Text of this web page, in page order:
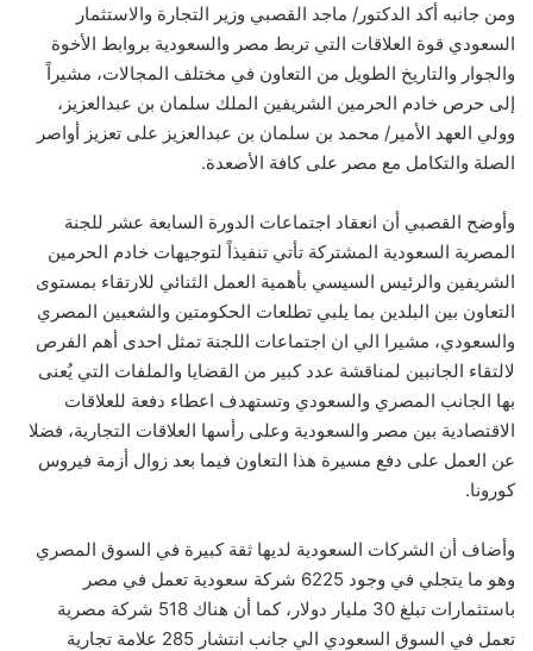
ومن جانبه أكد الدكتور/ ماجد القصبي وزير التجارة والاستثمار
السعودي قوة العلاقات التي تربط مصر والسعودية بروابط الأخوة
والجوار والتاريخ الطويل من التعاون في مختلف المجالات، مشيراً
إلى حرص خادم الحرمين الشريفين الملك سلمان بن عبدالعزيز،
وولي العهد الأمير/ محمد بن سلمان بن عبدالعزيز على تعزيز أواصر
الصلة والتكامل مع مصر على كافة الأصعدة.
وأوضح القصبي أن انعقاد اجتماعات الدورة السابعة عشر للجنة
المصرية السعودية المشتركة تأتي تنفيذاً لتوجيهات خادم الحرمين
الشريفين والرئيس السيسي بأهمية العمل الثنائي للارتقاء بمستوى
التعاون بين البلدين بما يلبي تطلعات الحكومتين والشعبين المصري
والسعودي، مشيرا الي ان اجتماعات اللجنة تمثل احدى أهم الفرص
لالتقاء الجانبين لمناقشة عدد كبير من القضايا والملفات التي يُعنى
بها الجانب المصري والسعودي وتستهدف اعطاء دفعة للعلاقات
الاقتصادية بين مصر والسعودية وعلى رأسها العلاقات التجارية، فضلا
عن العمل على دفع مسيرة هذا التعاون فيما بعد زوال أزمة فيروس
كورونا.
وأضاف أن الشركات السعودية لديها ثقة كبيرة في السوق المصري
وهو ما يتجلي في وجود 6225 شركة سعودية تعمل في مصر
باستثمارات تبلغ 30 مليار دولار، كما أن هناك 518 شركة مصرية
تعمل في السوق السعودي الي جانب انتشار 285 علامة تجارية